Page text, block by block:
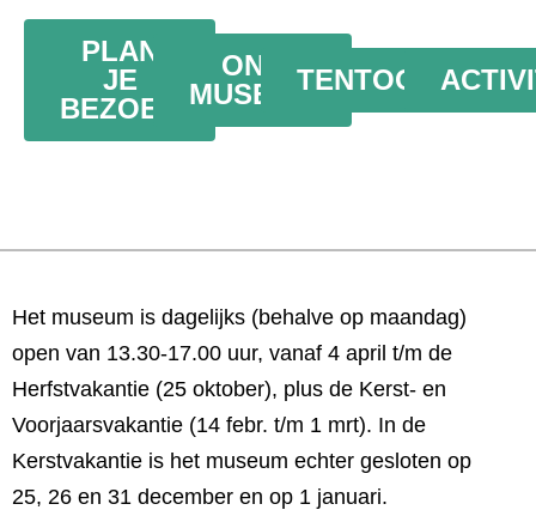
PLAN
JE
BEZOEK
ONS
MUSEUM
Het museum is dagelijks (behalve op maandag)
open van 13.30-17.00 uur, vanaf 4 april t/m de
Herfstvakantie (25 oktober), plus de Kerst- en
Voorjaarsvakantie (14 febr. t/m 1 mrt). In de
Kerstvakantie is het museum echter gesloten op
25, 26 en 31 december en op 1 januari.